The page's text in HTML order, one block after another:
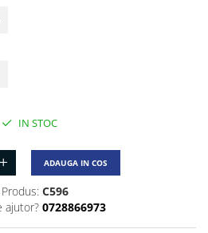
IN STOC
ADAUGA IN COS
C596
ajutor? 0728866973